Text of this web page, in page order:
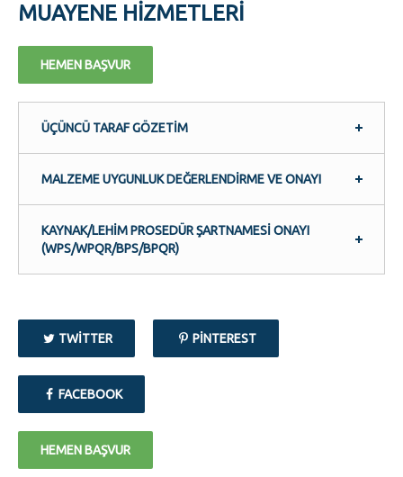
MUAYENE HIZMETLERI
HEMEN BAŞVUR
ÜÇÜNCÜ TARAF GÖZETIM
MALZEME UYGUNLUK DEĞERLENDIRME VE ONAYI
KAYNAK/LEHIM PROSEDÜR ŞARTNAMESI ONAYI
(WPS/WPQR/BPS/BPQR)
TWITTER PINTEREST
FACEBOOK
HEMEN BAŞVUR